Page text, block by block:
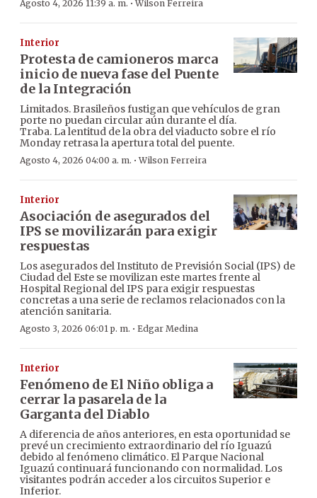
Agosto 4, 2026 11:39 a. m. ·Wilson Ferreira
Interior
Protesta de camioneros marca
inicio de nueva fase del Puente
de la Integración
Limitados. Brasileños fustigan que vehículos de gran
porte no puedan circular aún durante el día.
Traba. La lentitud de la obra del viaducto sobre el río
Monday retrasa la apertura total del puente.
Agosto 4, 2026 04:00 a. m. ·Wilson Ferreira
Interior
Asociación de asegurados del
IPS se movilizarán para exigir
respuestas
Los asegurados del Instituto de Previsión Social (IPS) de
Ciudad del Este se movilizan este martes frente al
Hospital Regional del IPS para exigir respuestas
concretas a una serie de reclamos relacionados con la
atención sanitaria.
Agosto 3, 2026 06:01 p. m. · Edgar Medina
Interior
Fenómeno de El Niño obliga a
cerrar la pasarela de la
Garganta del Diablo
A diferencia de años anteriores, en esta oportunidad se
prevé un crecimiento extraordinario del río Iguazú
debido al fenómeno climático. El Parque Nacional
Iguazú continuará funcionando con normalidad. Los
visitantes podrán acceder a los circuitos Superior e
Inferior.